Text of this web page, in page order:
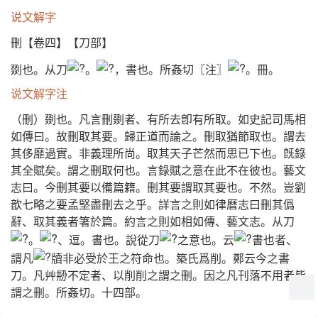
说文解字
刪【卷四】【刀部】
剟也。从刀
。 ，書也。所姦切〖注〗
。冊。
说文解字注
（刪）剟也。凡言刪剟者、有所去卽有所取。如史記司馬相
如傳曰。故刪取其要。歸正道而論之。刪取猶節取也。謂去
其侈靡過實。非義理所尚。取其天子芒然而思已下也。旣錄
其全賦矣。謂之刪取何也。言錄賦之意在此不在彼也。藝文
志曰。今刪其要以備篇籍。刪其要謂取其要也。不然。豈劉
歆七略之要孟堅盡刪去之乎。詳言之則如律曆志曰刪其僞
辭、取其義者箸於篇。約言之則如相如傳、藝文志。从刀
。
、逗。書也。說從刀 之意也。云
書也者、
謂凡
牘非必受於王之符命也。築氏爲削。鄭云今之書
刀。凡艸刱不定者、以削削之謂之刪。因之凡刊落不用者皆
謂之刪。所姦切。十四部。